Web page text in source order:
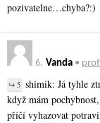
pozivatelne…chy­ba?:)
6. Vanda •
↪ 5 shimik: Já tyhle
když mám
příčí vyhazovat